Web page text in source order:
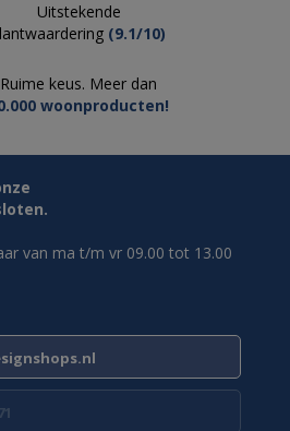
Uitstekende
(9.1/10)
Ruime keus. Meer dan
woonproducten!
van ma t/m vr 09.00 tot 13.00